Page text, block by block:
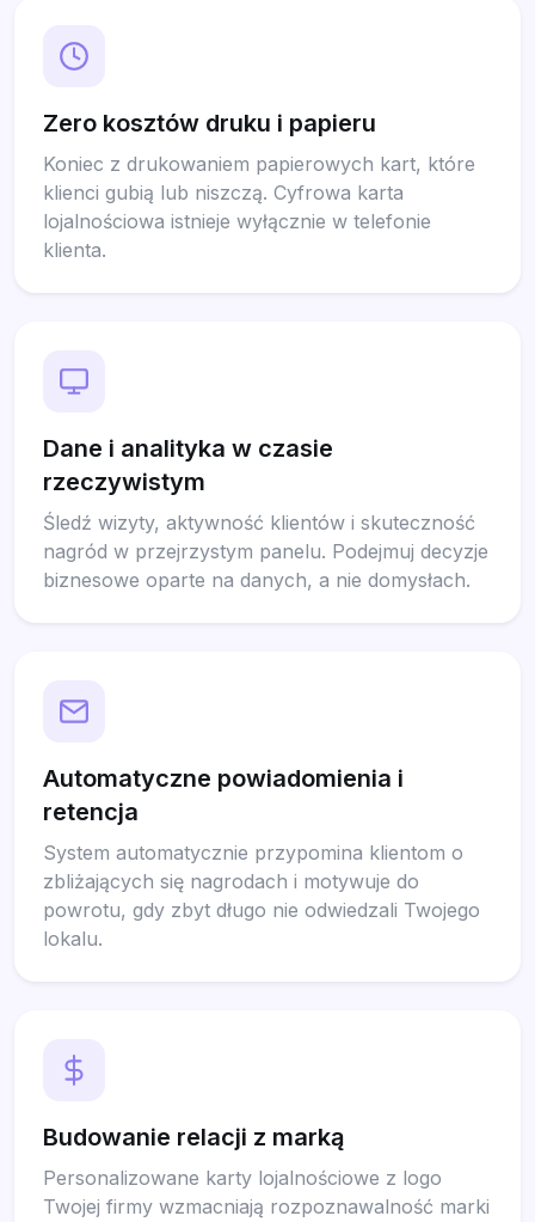
Zero kosztów druku i papieru
Koniec z drukowaniem papierowych kart, które
klienci gubią lub niszczą. Cyfrowa karta
lojalnościowa istnieje wyłącznie w telefonie
klienta.
Dane i analityka w czasie
rzeczywistym
Śledź wizyty, aktywność klientów i skuteczność
nagród w przejrzystym panelu. Podejmuj decyzje
biznesowe oparte na danych, a nie domysłach.
Automatyczne powiadomienia i
retencja
System automatycznie przypomina klientom o
zbliżających się nagrodach i motywuje do
powrotu, gdy zbyt długo nie odwiedzali Twojego
lokalu.
Budowanie relacji z marką
Personalizowane karty lojalnościowe z logo
Twojej firmy wzmacniają rozpoznawalność marki